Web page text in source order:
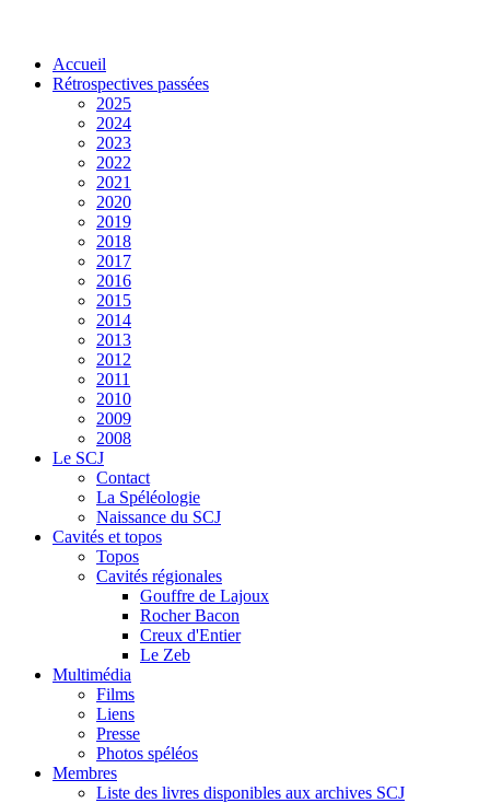
Accueil
Rétrospectives passées
2025
2024
2023
2022
2021
2020
2019
2018
2017
2016
2015
2014
2013
2012
2011
2010
2009
2008
Le SCJ
Contact
La Spéléologie
Naissance du SCJ
Cavités et topos
Topos
Cavités régionales
Gouffre de Lajoux
Rocher Bacon
Creux d'Entier
Le Zeb
Multimédia
Films
Liens
Presse
Photos spéléos
Membres
Liste des livres disponibles aux archives SCJ